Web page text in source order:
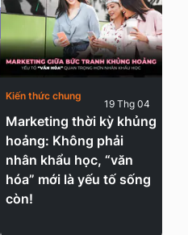
Marketing thời kỳ khủng
hoảng: Không phải
nhân khẩu học, “văn
hóa” mới là yếu tố sống
còn!
Kiến thức chung
19 Thg 04